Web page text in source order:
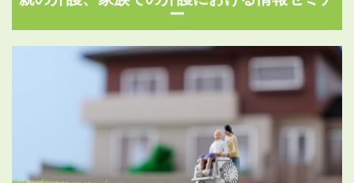
ー